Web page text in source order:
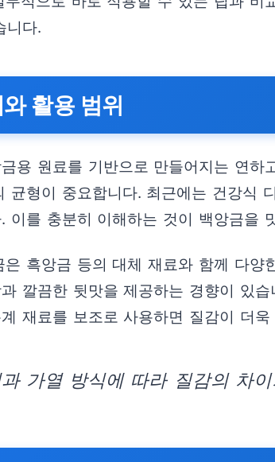
니다.
활용 범위
용 원료를 기반으로 만들어지는 연
균형이 중요합니다. 최근에는 건강식
이를 충분히 이해하는 것이 백앙금을
흑앙금 등의 대체 재료와 함께 다
깔끔한 뒷맛을 제공하는 경향이 있
재료를 보조로 사용하면 질감이 더
가열 방식에 따라 질감의 차